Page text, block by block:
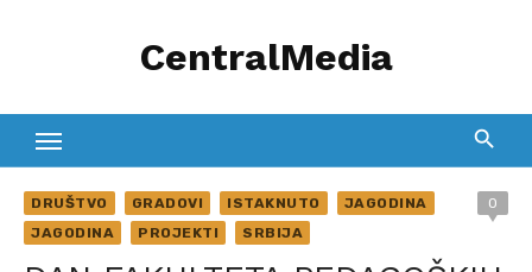
CentralMedia
DRUŠTVO GRADOVI ISTAKNUTO
JAGODINA
JAGODINA
PROJEKTI SRBIJA
0